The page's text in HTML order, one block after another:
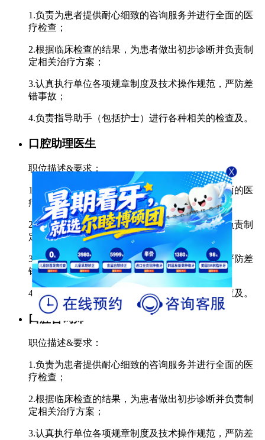
1.负责为患者提供耐心细致的咨询服务并进行全面的医
疗检查；
2.根据临床检查的结果，为患者做出初步诊断并负责制
定相关治疗方案；
3.认真执行单位各项规章制度及技术操作规范，严防差
错事故；
4.负责指导助手（包括护士）进行各种相关的检查及。
口腔助理医生
职位描述&要求：
1.负责为患者提供耐心细致的咨询服务并进行全面的医
疗检查；
2.根据临床检查的结果，为患者做出初步诊断并负责制
定相关治疗方案；
3.认真执行单位各项规章制度及技术操作规范，严防差
错事故；
4.负责指导助手（包括护士）进行各种相关的检查及。
口腔咨询师
职位描述&要求：
1.负责为患者提供耐心细致的咨询服务并进行全面的医
疗检查；
2.根据临床检查的结果，为患者做出初步诊断并负责制
定相关治疗方案；
3.认真执行单位各项规章制度及技术操作规范，严防差